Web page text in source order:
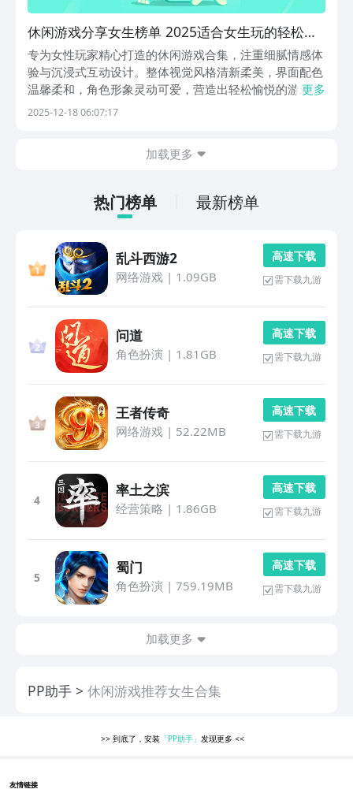
休闲游戏分享女生榜单 2025适合女生玩的轻松解
压休闲游戏精选
专为女性玩家精心打造的休闲游戏合集，注重细腻情感体
验与沉浸式互动设计。整体视觉风格清新柔美，界面配色
温馨柔和，角色形象灵动可爱，营造出轻松愉悦的游戏氛
围。每款作品都融入了鼓励创造力、表达个性与实现自我
更多
2025-12-18 06:07:17
加载更多
热门榜单 最新榜单
乱斗西游2
网络游戏| 1.09GB
高 速 下 载
需下载九游
问道
角色扮演 | 1.81GB
高 速 下 载
需下载九游
王者传奇
网络游戏| 52.22MB
高 速 下 载
需下载九游
4
率土之滨
经营策略 | 1.86GB
高 速 下 载
需下载九游
5
蜀门
角色扮演 | 759.19MB
高 速 下 载
需下载九游
加载更多
PP助手 休闲游戏推荐女生合集
>> 到底了，安装 「PP助手」 发现更多<<
友情链接